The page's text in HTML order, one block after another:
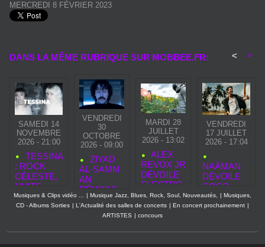
MERCREDI 8 FÉVRIER 2023
DANS LA MÊME RUBRIQUE SUR MOBBEE.FR: < >
SAMEDI 14
NOVEMBRE
2026 - 21:00
TESSINA
: ROCK
CÉLESTE,
NUITS
SUSPEND
UES ET
VENDREDI
30
OCTOBRE
2026 - 09:00
ZIYAD
AL‑SAMM
AN
DÉVOILE
«
SECOND
TOUCH »,
NOUVEAU
MARDI 28
JUILLET
2026 - 13:02
ALEX
REVOX JR
DÉVOILE
ELECTRO
GLAM
PART 1,
UN
E
VENDREDI
17 JUILLET
2026 - 17:04
NAÂMAN
DÉVOILE
COCO
WATA, UNE
CHANSON
Musiques & Clips vidéo ... | Musique Jazz, Blues, Rock, Soul, Nouveautés, | Musiques,
CD - Albums Sorties | L'Actualité des salles de concerts | En concert prochainement |
ARTISTES | concours